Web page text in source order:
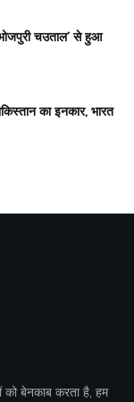
चउताल’ से हुआ
का इनकार, भारत
बेनकाब करता है, हम